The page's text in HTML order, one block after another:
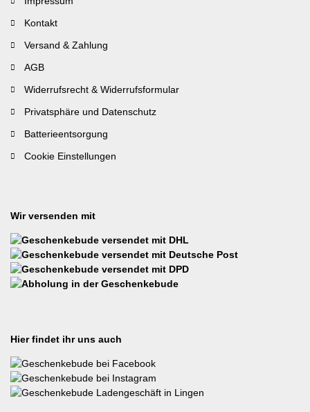
Kontakt
Versand & Zahlung
AGB
Widerrufsrecht & Widerrufsformular
Privatsphäre und Datenschutz
Batterieentsorgung
Cookie Einstellungen
Wir versenden mit
Hier findet ihr uns auch